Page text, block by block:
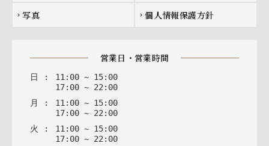
chevron_right 写真 chevron_right 個人情報保護方針
営業日・営業時間
日 : 11 : 00 ~ 15: 00
17: 00 ~ 22 : 00
月
: 11: 00 ~ 15: 00
17: 00 ~ 22: 00
火
: 11: 00 ~ 15: 00
17: 00 ~ 22: 00